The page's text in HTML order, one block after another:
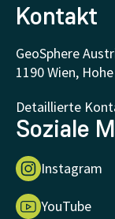
Kontakt
GeoSphere
1190 Wien,
Detaillierte
Soziale
Instagram
YouTube